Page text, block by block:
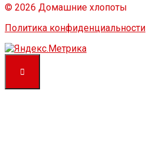
© 2026 Домашние хлопоты
Политика конфиденциальности